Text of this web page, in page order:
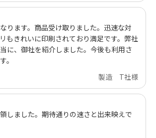
ります。商品受け取りました。迅速な対
もきれいに印刷されており満足です。弊社
に、御社を紹介しました。今後も利用さ
。
製造 T社様
しました。期待通りの速さと出来映えで